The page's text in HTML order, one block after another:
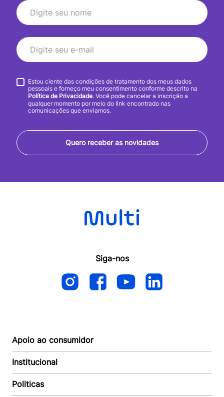
Quero receber as novidades
Estou ciente das condições de tratamento dos meus dados
pessoais e forneço meu consentimento conforme descrito na
Política de Privacidade. Você pode cancelar a inscrição a
qualquer momento por meio do link encontrado nas
comunicações que enviamos.
Siga-nos
Apoio ao consumidor
Autoatendimento
Suporte e reparo
Acompanhar Entrega
Institucional
Quem somos
Politicas